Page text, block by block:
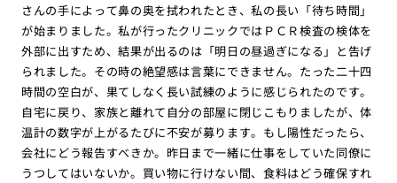
さんの手によって鼻の奥を拭われたとき、私の長い「待ち時間」
が始まりました。私が行ったクリニックではＰＣＲ検査の検体を
外部に出すため、結果が出るのは「明日の昼過ぎになる」と告げ
られました。その時の絶望感は言葉にできません。たった二十四
時間の空白が、果てしなく長い試練のように感じられたのです。
自宅に戻り、家族と離れて自分の部屋に閉じこもりましたが、体
温計の数字が上がるたびに不安が募ります。もし陽性だったら、
会社にどう報告すべきか。昨日まで一緒に仕事をしていた同僚に
うつしてはいないか。買い物に行けない間、食料はどう確保すれ